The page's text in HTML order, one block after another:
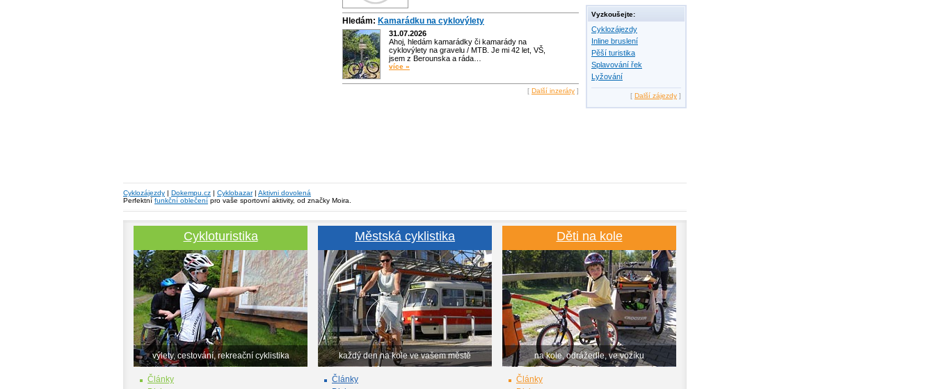
Hledám: Kamarádku na cyklovýlety
31.07.2026
Ahoj, hledám kamarádky či kamarády na
cyklovýlety na gravelu / MTB. Je mi 42 let, VŠ,
jsem z Berounska a ráda…
více »
[ Další inzeráty ]
Vyzkoušejte:
Cyklozájezdy
Inline bruslení
Pěší turistika
Splavování řek
Lyžování
[ Další zájezdy ]
Cyklozájezdy | Dokempu.cz | Cyklobazar| Aktivni dovolená
Perfektní funkční oblečení pro vaše sportovní aktivity, od značky Moira.
Cykloturistika
výlety, cestování, rekreační cyklistika
Články
Městská cyklistika
každý den na kole ve vašem městě
Články
Děti na kole
na kole, odrážedle, ve vozíku
Články